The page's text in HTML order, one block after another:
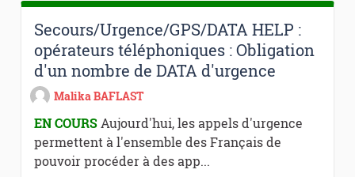
Secours/Urgence/GPS/DATA HELP :
opérateurs téléphoniques : Obligation
d'un nombre de DATA d'urgence
Malika BAFLAST
EN COURSAujourd'hui, les appels d'urgence
permettent à l'ensemble des Français de
pouvoir procéder à des app...